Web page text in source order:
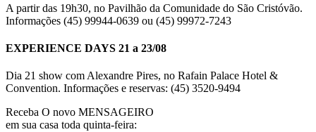
A partir das 19h30, no Pavilhão da Comunidade do São Cristóvão.
Informações (45) 99944-0639 ou (45) 99972-7243
EXPERIENCE DAYS 21 a 23/08
Dia 21 show com Alexandre Pires, no Rafain Palace Hotel &
Convention. Informações e reservas: (45) 3520-9494
Receba O novo MENSAGEIRO
em sua casa toda quinta-feira: